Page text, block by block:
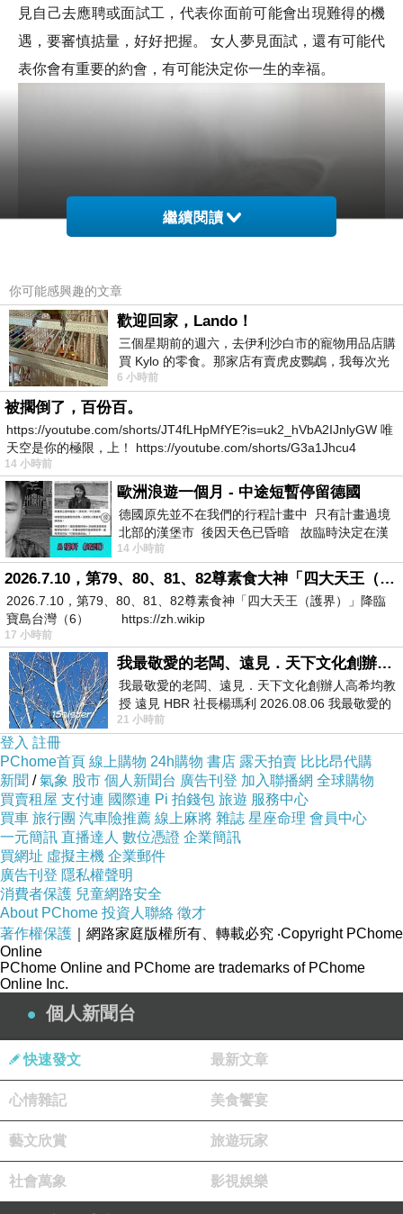
見自己去應聘或面試工，代表你面前可能會出現難得的機
遇，要審慎掂量，好好把握。 女人夢見面試，還有可能代
表你會有重要的約會，有可能決定你一生的幸福。
上一篇：
下一篇： 2025.02.04 出軌
繼續閱讀
你可能感興趣的文章
歡迎回家，Lando！
三個星期前的週六，去伊利沙白市的寵物用品店購
買 Kylo 的零食。那家店有賣虎皮鸚鵡，我每次光
顧都會去看一下。他們偶爾會引進 C
6 小時前
被擱倒了，百份百。
https://youtube.com/shorts/JT4fLHpMfYE?is=uk2_hVbA2IJnlyGW 唯
天空是你的極限，上！ https://youtube.com/shorts/G3a1Jhcu4
14 小時前
歐洲浪遊一個月 - 中途短暫停留德國
德國原先並不在我們的行程計畫中 只有計畫過境
北部的漢堡市 後因天色已昏暗 故臨時決定在漢
堡市吃晚餐和過夜
14 小時前
2026.7.10，第79、80、81、82尊素食大神「四大天王（護界）」降臨寶島台灣（6）
2026.7.10，第79、80、81、82尊素食神「四大天王（護界）」降臨
寶島台灣（6） https://zh.wikip
17 小時前
我最敬愛的老闆、遠見．天下文化創辦人高希均教授
我最敬愛的老闆、遠見．天下文化創辦人高希均教
授 遠見 HBR 社長楊瑪利 2026.08.06 我最敬愛的
老闆、遠見．天下文化創辦人高希均教
21 小時前
登入 註冊
PChome首頁 線上購物 24h購物 書店 露天拍賣 比比昂代購
新聞 /氣象 股市 個人新聞台 廣告刊登 加入聯播網 全球購物
買賣租屋 支付連 國際連 Pi 拍錢包 旅遊 服務中心
買車 旅行團 汽車險推薦 線上麻將 雜誌 星座命理 會員中心
一元簡訊 直播達人 數位憑證 企業簡訊
買網址 虛擬主機 企業郵件
廣告刊登 隱私權聲明
消費者保護 兒童網路安全
About PChome 投資人聯絡 徵才
著作權保護 ｜網路家庭版權所有、轉載必究 ‧Copyright PChome
Online
PChome Online and PChome are trademarks of PChome
Online Inc.
個人新聞台
快速發文 最新文章
心情雜記 美食饗宴
藝文欣賞 旅遊玩家
社會萬象 影視娛樂